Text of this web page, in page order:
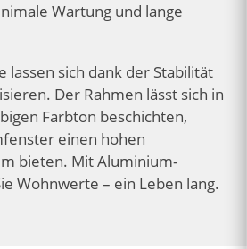
Wartung und lange
lassen sich dank der Stabilität
Der Rahmen lässt sich in
Farbton beschichten,
einen hohen
bieten. Mit Aluminium-
Wohnwerte – ein Leben lang.